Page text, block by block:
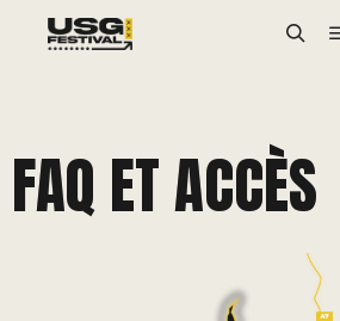
FAQ ET ACCÈS